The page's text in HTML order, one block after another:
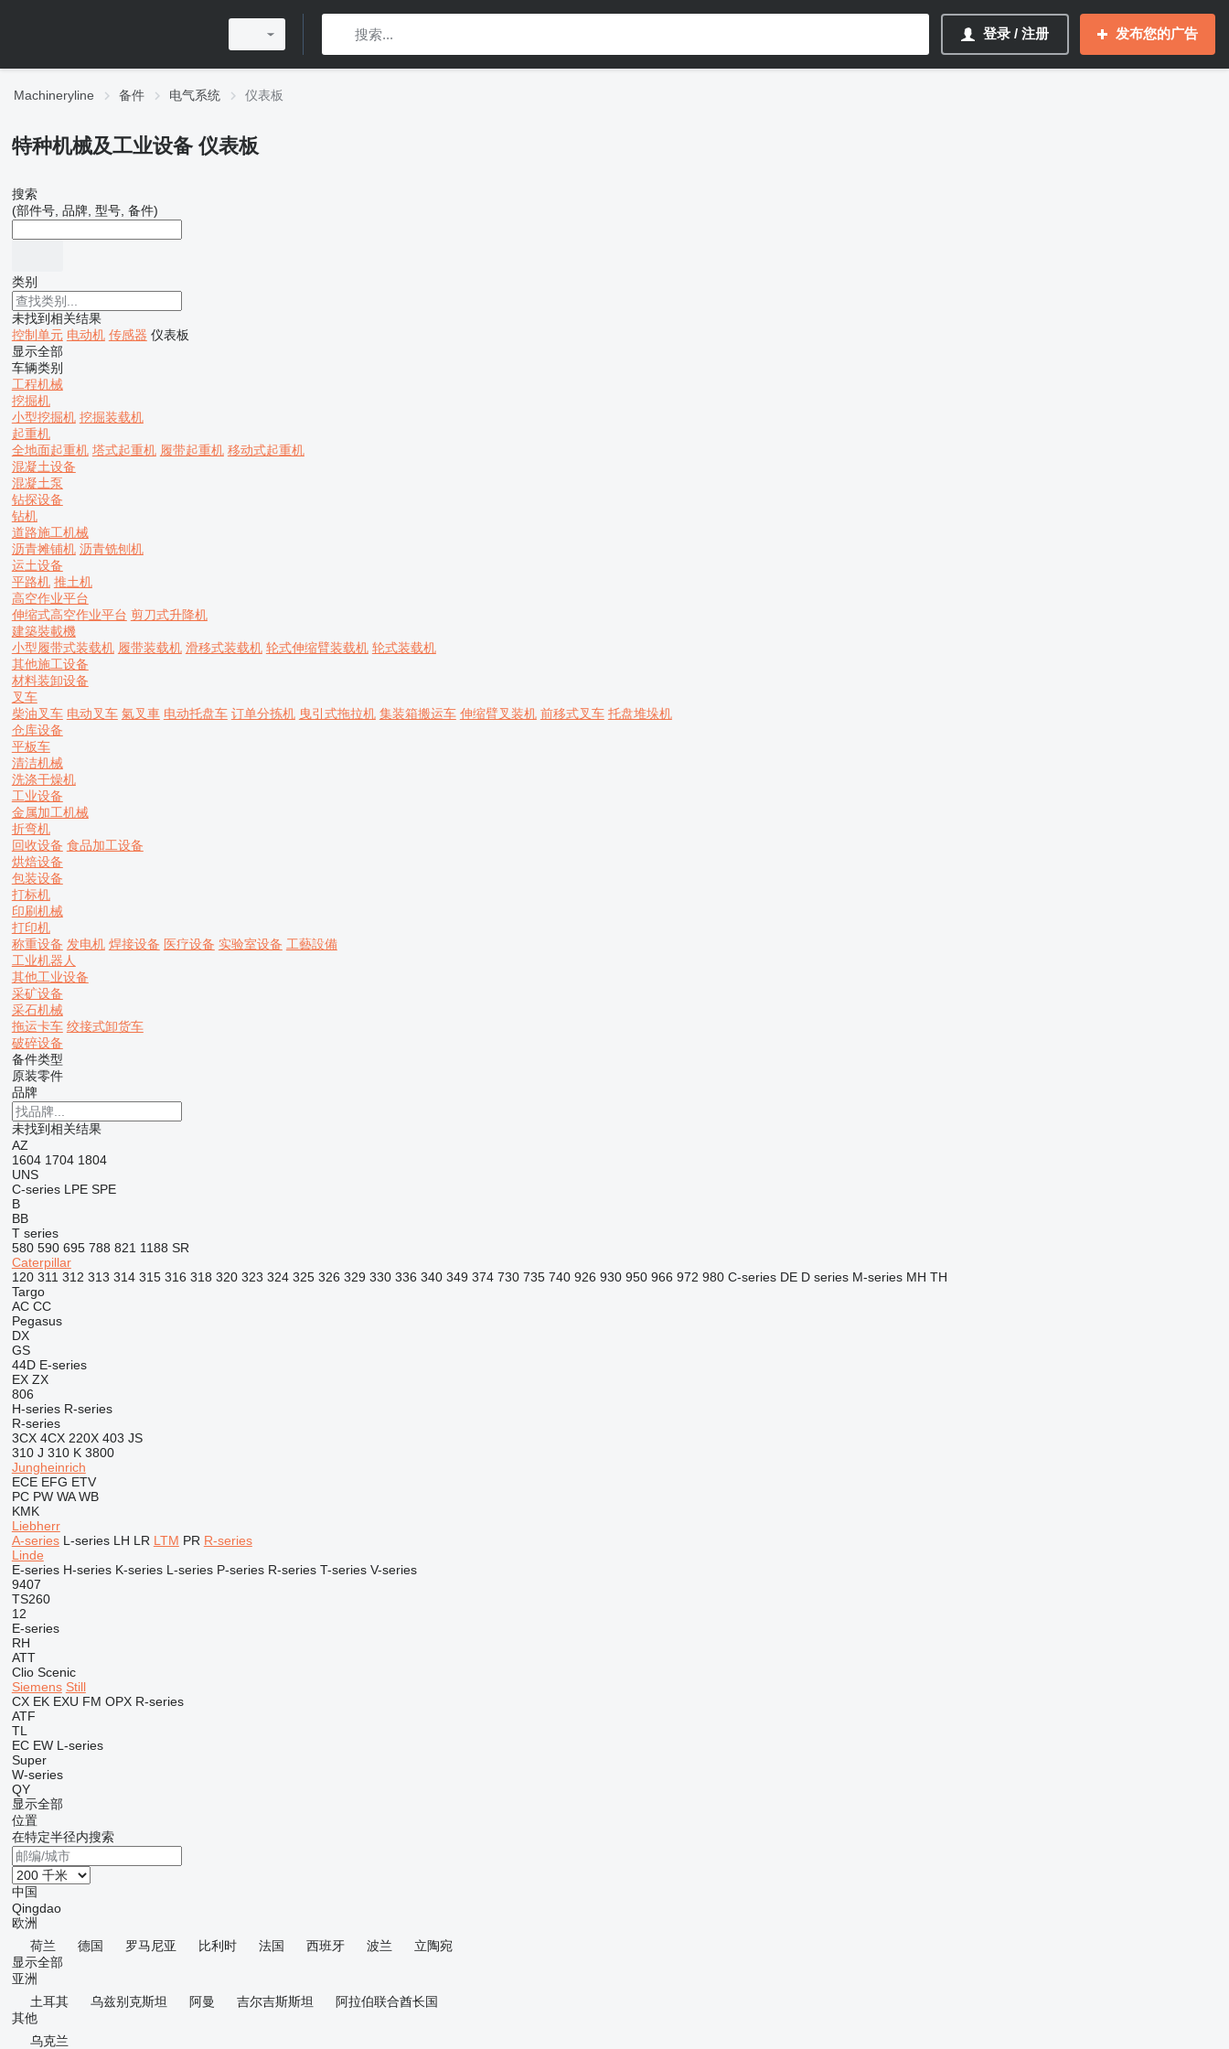
登录 / 注册 发布您的广告
Machineryline 备件 电气系统 仪表板
特种机械及工业设备 仪表板
搜索
(部件号, 品牌, 型号, 备件)
类别
未找到相关结果
控制单元 电动机 传感器 仪表板
显示全部
车辆类别
工程机械
挖掘机
小型挖掘机 挖掘装载机
起重机
全地面起重机 塔式起重机 履带起重机 移动式起重机
混凝土设备
混凝土泵
钻探设备
钻机
道路施工机械
沥青摊铺机 沥青铣刨机
运土设备
平路机 推土机
高空作业平台
伸缩式高空作业平台 剪刀式升降机
建築裝載機
小型履带式装载机 履带装载机 滑移式装载机 轮式伸缩臂装载机 轮式装载机
其他施工设备
材料装卸设备
叉车
柴油叉车 电动叉车 氣叉車 电动托盘车 订单分拣机 曳引式拖拉机 集装箱搬运车 伸缩臂叉装机 前移式叉车 托盘堆垛机
仓库设备
平板车
清洁机械
洗涤干燥机
工业设备
金属加工机械
折弯机
回收设备 食品加工设备
烘焙设备
包装设备
打标机
印刷机械
打印机
称重设备 发电机 焊接设备 医疗设备 实验室设备 工藝設備
工业机器人
其他工业设备
采矿设备
采石机械
拖运卡车 绞接式卸货车
破碎设备
备件类型
原装零件
品牌
未找到相关结果
AZ
1604 1704 1804
UNS
C-series LPE SPE
B
BB
T series
580 590 695 788 821 1188 SR
Caterpillar
120 311 312 313 314 315 316 318 320 323 324 325 326 329 330 336 340 349 374 730 735 740 926 930 950 966 972 980 C-series DE D series M-series MH TH
Targo
AC CC
Pegasus
DX
GS
44D E-series
EX ZX
806
H-series R-series
R-series
3CX 4CX 220X 403 JS
310 J 310 K 3800
Jungheinrich
ECE EFG ETV
PC PW WA WB
KMK
Liebherr
A-series L-series LH LR LTM PR R-series
Linde
E-series H-series K-series L-series P-series R-series T-series V-series
9407
TS260
12
E-series
RH
ATT
Clio Scenic
Siemens Still
CX EK EXU FM OPX R-series
ATF
TL
EC EW L-series
Super
W-series
QY
显示全部
位置
在特定半径内搜索
中国
Qingdao
欧洲
荷兰
德国 罗马尼亚 比利时 法国 西班牙 波兰
立陶宛
显示全部
亚洲
土耳其
乌兹别克斯坦 阿曼 吉尔吉斯斯坦
阿拉伯联合酋长国
其他
乌克兰